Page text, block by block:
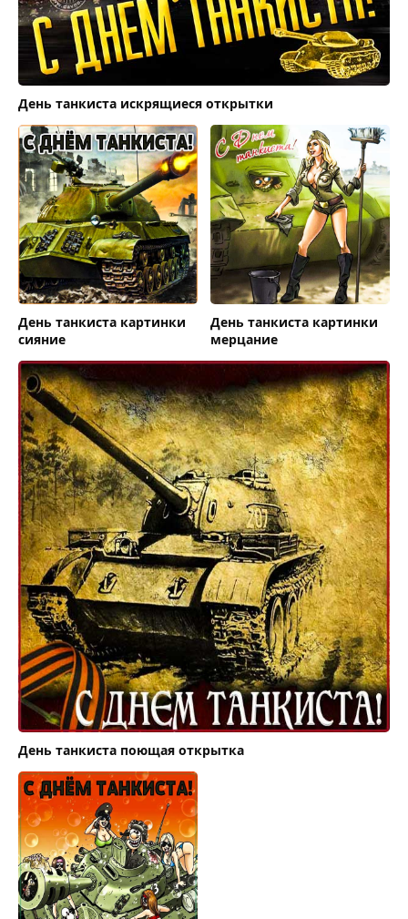
День танкиста искрящиеся открытки
День танкиста картинки
сияние
День танкиста картинки
мерцание
День танкиста поющая открытка